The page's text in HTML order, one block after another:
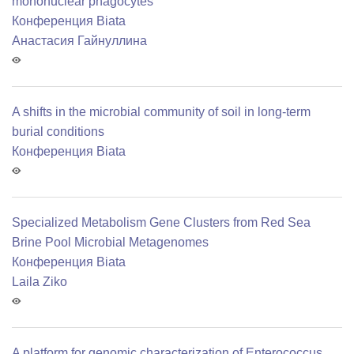
Конференция Biata
Анастасия Гайнуллина
A shifts in the microbial community of soil in long-term
burial conditions
Конференция Biata
Specialized Metabolism Gene Clusters from Red Sea
Brine Pool Microbial Metagenomes
Конференция Biata
Laila Ziko